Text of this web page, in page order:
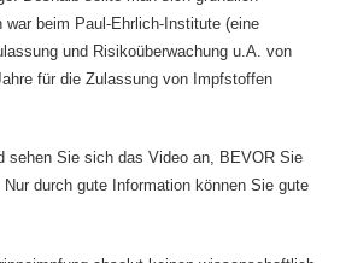
war beim Paul-Ehrlich-Institute (eine
und Risikoüberwachung u.A. von
für die Zulassung von Impfstoffen
sehen Sie sich das Video an, BEVOR Sie
durch gute Information können Sie gute